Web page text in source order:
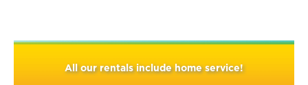
We know comparing prices is complicated,